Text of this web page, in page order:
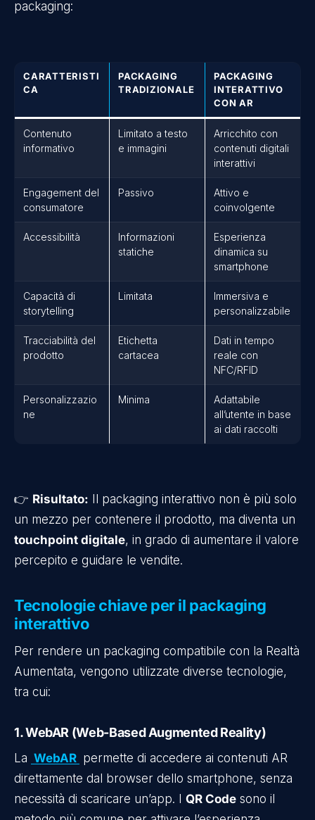
packaging:
CARATTERISTI
CA
PACKAGING
TRADIZIONALE
PACKAGING
INTERATTIVO
CON AR
Contenuto
informativo
Limitato a testo
e immagini
Arricchito con
contenuti digitali
interattivi
Engagement del
consumatore
Passivo
Attivo e
coinvolgente
Accessibilità
Informazioni
statiche
Esperienza
dinamica su
smartphone
Capacità di
storytelling
Limitata
Immersiva e
personalizzabile
Tracciabilità del
prodotto
Etichetta
cartacea
Dati in tempo
reale con
NFC/RFID
Personalizzazio
ne
Minima
Adattabile
all’utente in base
ai dati raccolti
👉 Risultato: Il packaging interattivo non è più solo
un mezzo per contenere il prodotto, ma diventa un
touchpoint digitale, in grado di aumentare il valore
percepito e guidare le vendite.
Tecnologie chiave per il packaging
interattivo
Per rendere un packaging compatibile con la Realtà
Aumentata, vengono utilizzate diverse tecnologie,
tra cui:
1. WebAR (Web-Based Augmented Reality)
La WebAR permette di accedere ai contenuti AR
direttamente dal browser dello smartphone, senza
necessità di scaricare un’app. I QR Code sono il